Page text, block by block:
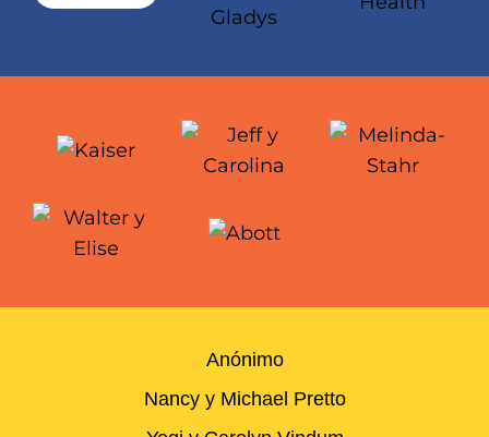
Anónimo
Nancy y Michael Pretto